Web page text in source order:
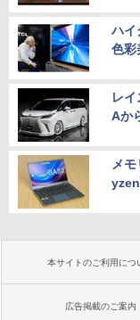
ハイ
色彩
レ
Aか
メモ
本サイトのご利用につ
広告掲載のご案内